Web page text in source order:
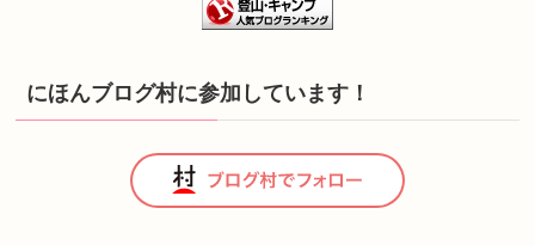
にほんブログ村に参加しています！